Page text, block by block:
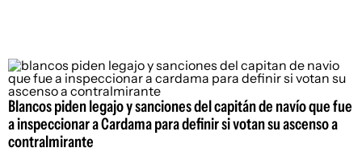
Blancos piden legajo y sanciones del capitán de navío que fue
a inspeccionar a Cardama para definir si votan su ascenso a
contralmirante